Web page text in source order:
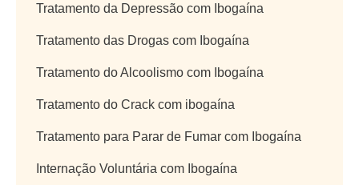
Tratamento da Depressão com Ibogaína
Tratamento das Drogas com Ibogaína
Tratamento do Alcoolismo com Ibogaína
Tratamento do Crack com ibogaína
Tratamento para Parar de Fumar com Ibogaína
Internação Voluntária com Ibogaína